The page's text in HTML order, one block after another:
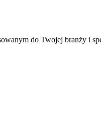
do Twojej branży i